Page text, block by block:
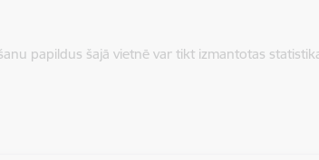
papildus šajā vietnē var tikt izmantotas